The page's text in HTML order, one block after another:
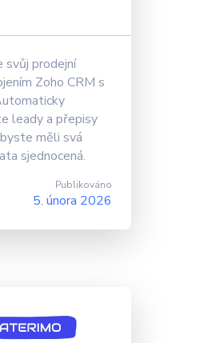
prodejní
Zoho CRM s
leady a přepisy
měli svá
sjednocená.
Publikováno
5. února 2026